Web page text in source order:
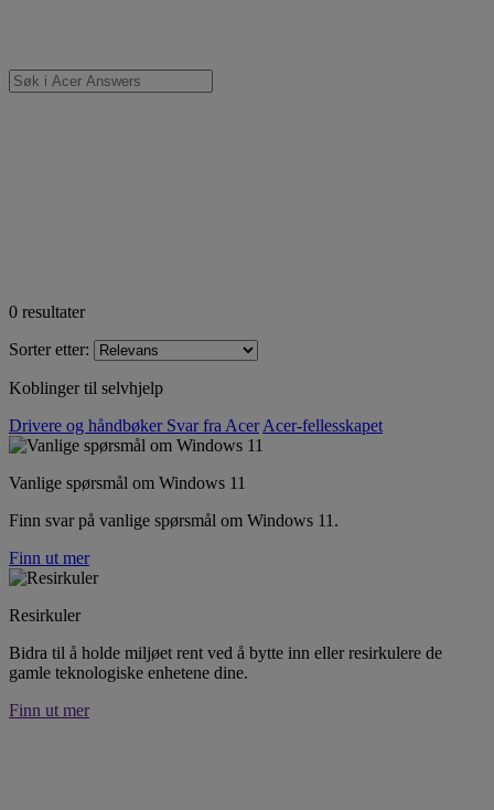
0 resultater
Sorter etter:
Koblinger til selvhjelp
Drivere og håndbøker Svar fra Acer Acer-fellesskapet
Vanlige spørsmål om Windows 11
Finn svar på vanlige spørsmål om Windows 11.
Finn ut mer
Resirkuler
Bidra til å holde miljøet rent ved å bytte inn eller resirkulere de
gamle teknologiske enhetene dine.
Finn ut mer